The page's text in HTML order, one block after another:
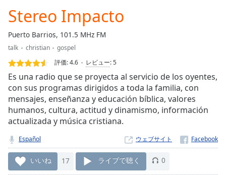
Loaded:
0.00%
Stream
Type
live,
currently
behind
liveLIVE
Remaining
Time-
1x
Stereo Impacto
Puerto Barrios, 101.5 MHz FM
talk christian
gospel
評価:4.6 レビュー:5
Es una radio que se proyecta al servicio de los oyentes,
con sus programas dirigidos a toda la familia, con
mensajes, enseñanza y educación bíblica, valores
humanos, cultura, actitud y dinamismo, información
actualizada y música cristiana.
Español ウェブサイト
いいね 17 ライブで聴く 0